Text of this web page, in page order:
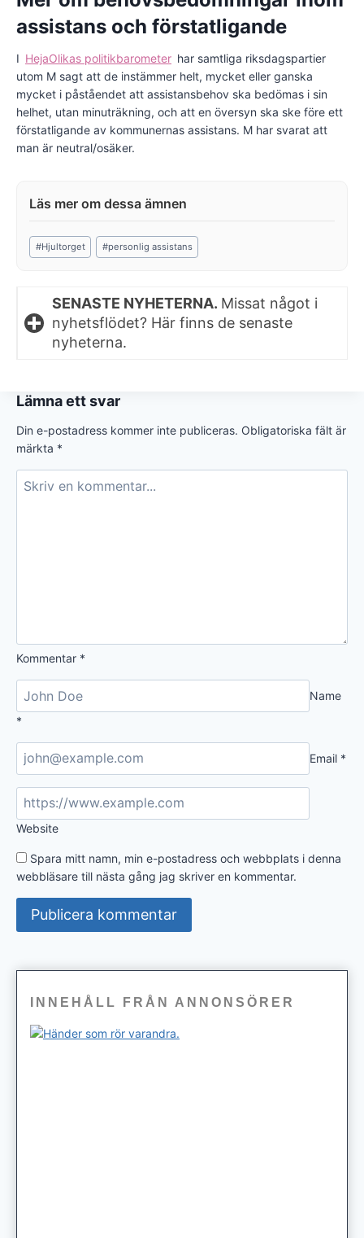
assistans och förstatligande
I HejaOlikas politikbarometer har samtliga riksdagspartier
utom M sagt att de instämmer helt, mycket eller ganska
mycket i påståendet att assistansbehov ska bedömas i sin
helhet, utan minuträkning, och att en översyn ska ske före ett
förstatligande av kommunernas assistans. M har svarat att
man är neutral/osäker.
Post
Tags:
#Hjultorget #personlig assistans
SENASTE NYHETERNA. Missat något i
nyhetsflödet? Här finns de senaste
nyheterna.
Lämna ett svar
Din e-postadress kommer inte publiceras. Obligatoriska fält är
märkta *
Kommentar *
Name
*
Email *
Website
Spara mitt namn, min e-postadress och webbplats i denna
webbläsare till nästa gång jag skriver en kommentar.
INNEHÅLL FRÅN ANNONSÖRER